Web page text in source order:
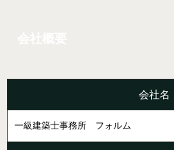
会社名
一級建築士事務所 フォルム